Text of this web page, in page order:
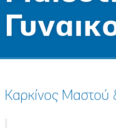
Καρκίνος Μαστού